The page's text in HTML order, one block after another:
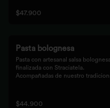
$47.900
Pasta bolognesa
Pasta con artesanal salsa bolognesa
finalizada con Straciatela.
Acompañadas de nuestro
$44.900